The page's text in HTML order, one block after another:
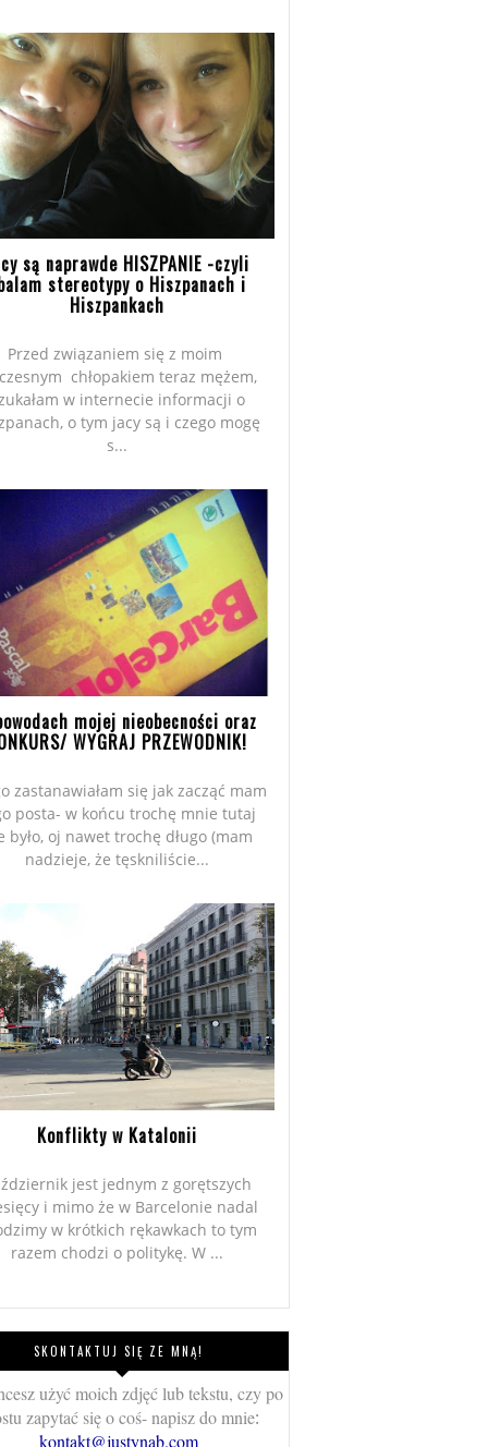
są naprawde HISZPANIE -czyli
stereotypy o Hiszpanach i
Hiszpankach
Przed związaniem się z moim
chłopakiem teraz mężem,
w internecie informacji o
o tym jacy są i czego mogę
s...
mojej nieobecności oraz
WYGRAJ PRZEWODNIK!
zastanawiałam się jak zacząć mam
posta- w końcu trochę mnie tutaj
było, oj nawet trochę długo (mam
nadzieje, że tęskniliście...
Konflikty w Katalonii
jest jednym z gorętszych
i mimo że w Barcelonie nadal
w krótkich rękawkach to tym
razem chodzi o politykę. W ...
SKONTAKTUJ SIĘ ZE MNĄ!
użyć moich zdjęć lub tekstu, czy po
zapytać się o coś- napisz do mnie:
kontakt@justynab.com